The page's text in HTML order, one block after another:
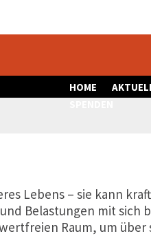
HOME
Lebens – sie kann
Belastungen mit sich
Raum, um über